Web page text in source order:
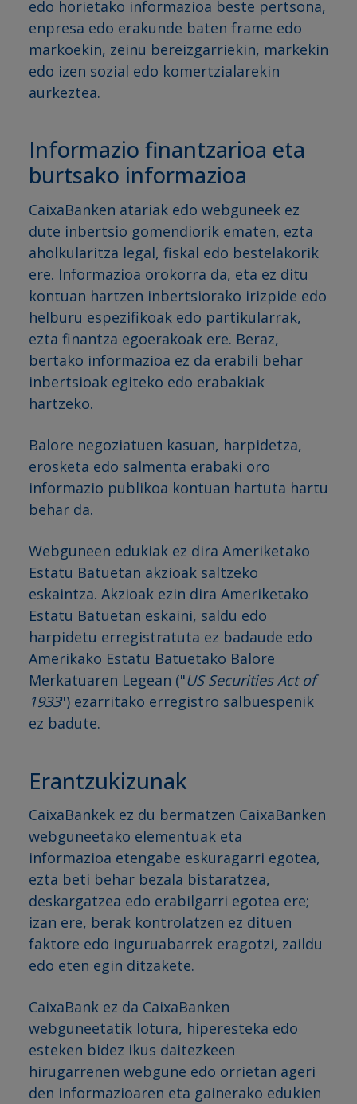
edo horietako informazioa beste pertsona,
enpresa edo erakunde baten frame edo
markoekin, zeinu bereizgarriekin, markekin
edo izen sozial edo komertzialarekin
aurkeztea.
Informazio finantzarioa eta
burtsako informazioa
CaixaBanken atariak edo webguneek ez
dute inbertsio gomendiorik ematen, ezta
aholkularitza legal, fiskal edo bestelakorik
ere. Informazioa orokorra da, eta ez ditu
kontuan hartzen inbertsiorako irizpide edo
helburu espezifikoak edo partikularrak,
ezta finantza egoerakoak ere. Beraz,
bertako informazioa ez da erabili behar
inbertsioak egiteko edo erabakiak
hartzeko.
Balore negoziatuen kasuan, harpidetza,
erosketa edo salmenta erabaki oro
informazio publikoa kontuan hartuta hartu
behar da.
Webguneen edukiak ez dira Ameriketako
Estatu Batuetan akzioak saltzeko
eskaintza. Akzioak ezin dira Ameriketako
Estatu Batuetan eskaini, saldu edo
harpidetu erregistratuta ez badaude edo
Amerikako Estatu Batuetako Balore
Merkatuaren Legean ("US Securities Act of
1933") ezarritako erregistro salbuespenik
ez badute.
Erantzukizunak
CaixaBankek ez du bermatzen CaixaBanken
webguneetako elementuak eta
informazioa etengabe eskuragarri egotea,
ezta beti behar bezala bistaratzea,
deskargatzea edo erabilgarri egotea ere;
izan ere, berak kontrolatzen ez dituen
faktore edo inguruabarrek eragotzi, zaildu
edo eten egin ditzakete.
CaixaBank ez da CaixaBanken
webguneetatik lotura, hiperesteka edo
esteken bidez ikus daitezkeen
hirugarrenen webgune edo orrietan ageri
den informazioaren eta gainerako edukien